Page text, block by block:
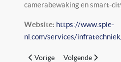
camerabewaking en smart-
Website: https://www.spie-
nl.com/services/
Vorig artikel: Speer Infra B.V.
Vorige Volgende artikel:
Volgende